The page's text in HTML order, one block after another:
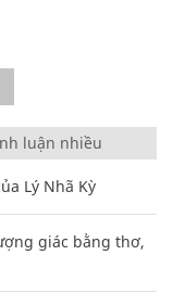
luận nhiều
Lý Nhã Kỳ
giác bằng thơ,